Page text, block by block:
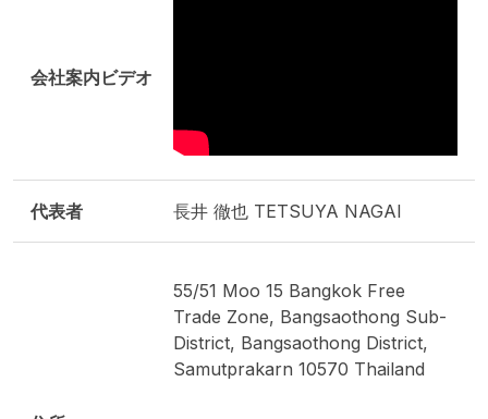
会社案内ビデオ
代表者 長井 徹也 TETSUYA NAGAI
55/51 Moo 15 Bangkok Free
Trade Zone, Bangsaothong Sub-
District, Bangsaothong District,
Samutprakarn 10570 Thailand